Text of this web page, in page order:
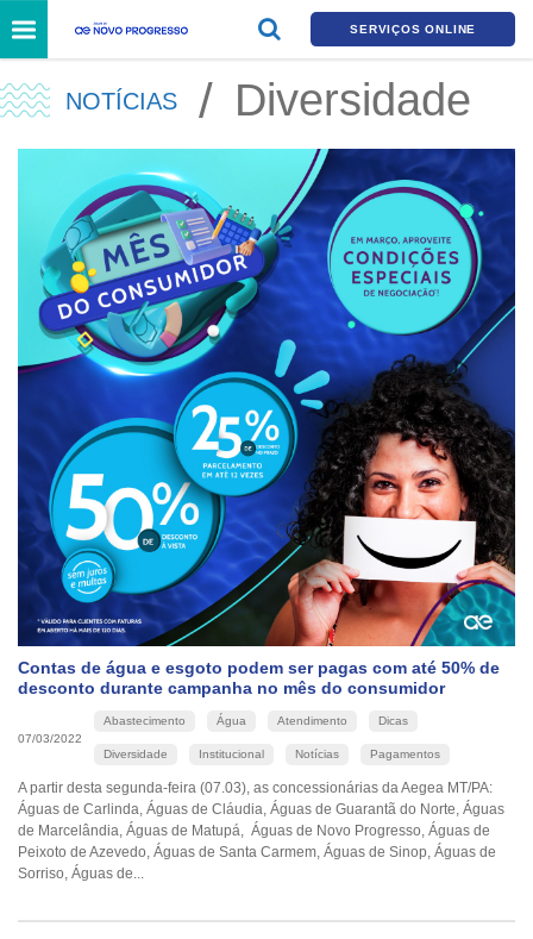
SERVIÇOS ONLINE
NOTÍCIAS Diversidade
Contas de água e esgoto podem ser pagas com até 50% de
desconto durante campanha no mês do consumidor
07/03/2022
Abastecimento Água Atendimento Dicas
Diversidade Institucional Notícias Pagamentos
A partir desta segunda-feira (07.03), as concessionárias da Aegea MT/PA:
Águas de Carlinda, Águas de Cláudia, Águas de Guarantã do Norte, Águas
de Marcelândia, Águas de Matupá, Águas de Novo Progresso, Águas de
Peixoto de Azevedo, Águas de Santa Carmem, Águas de Sinop, Águas de
Sorriso, Águas de...